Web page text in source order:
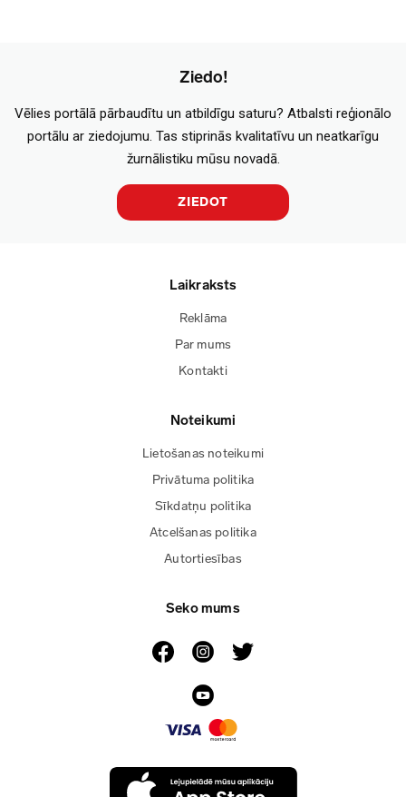
Ziedo!
Vēlies portālā pārbaudītu un atbildīgu saturu? Atbalsti reģionālo
portālu ar ziedojumu. Tas stiprinās kvalitatīvu un neatkarīgu
žurnālistiku mūsu novadā.
ZIEDOT
Laikraksts
Reklāma
Par mums
Kontakti
Noteikumi
Lietošanas noteikumi
Privātuma politika
Sīkdatņu politika
Atcelšanas politika
Autortiesības
Seko mums